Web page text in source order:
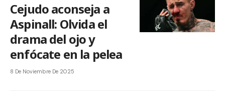
Cejudo aconseja a
Aspinall: Olvida el
drama del ojo y
enfócate en la pelea
8 De Noviembre De 2025